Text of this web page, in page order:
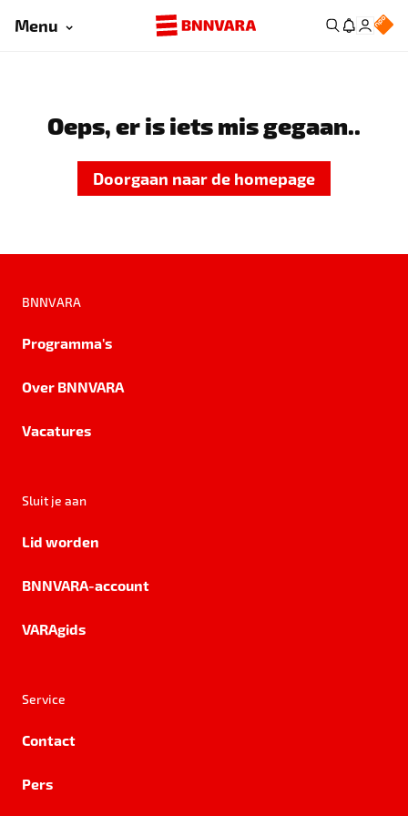
Menu
Oeps, er is iets mis gegaan..
Doorgaan naar de homepage
BNNVARA
Programma's
Over BNNVARA
Vacatures
Sluit je aan
Lid worden
BNNVARA-account
VARAgids
Service
Contact
Pers